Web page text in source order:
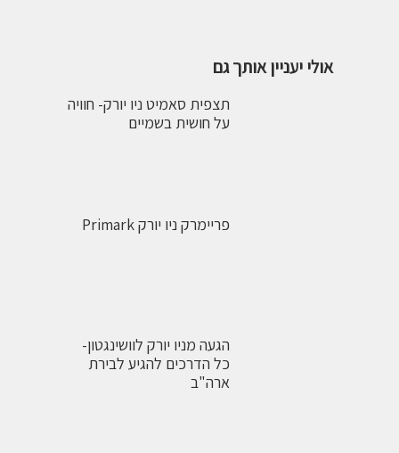
אולי יעניין אותך גם
תצפית סאמיט ניו יורק- חוויה
על חושית בשמיים
פריימרק ניו יורק Primark
הגעה מניו יורק לוושינגטון-
כל הדרכים להגיע לבירת
ארה"ב